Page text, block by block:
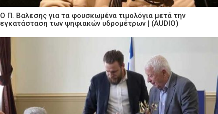
Ο Π. Βαλεσης για τα φουσκωμένα τιμολόγια μετά την
εγκατάσταση των ψηφιακών υδρομέτρων | (AUDIO)